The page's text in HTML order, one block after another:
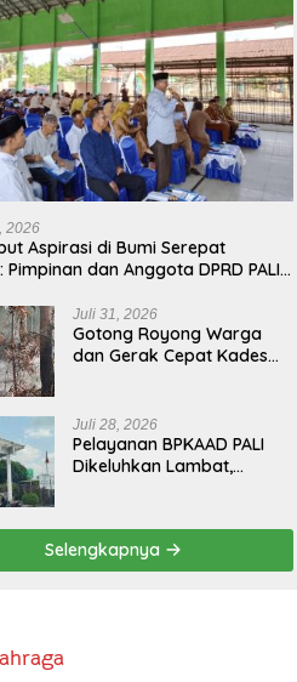
2026
Aspirasi di Bumi Serepat
Pimpinan dan Anggota DPRD PALI
Reses Ke-2 Tahun 2026
Juli 31, 2026
Gotong Royong Warga
dan Gerak Cepat Kades
Selatan
Juli 28, 2026
Pelayanan BPKAAD PALI
Dikeluhkan Lambat,
Selengkapnya